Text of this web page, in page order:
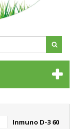
Inmuno D-3 60